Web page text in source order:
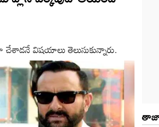
విషయాలు తెలుసుకున్నారు.
తాజా